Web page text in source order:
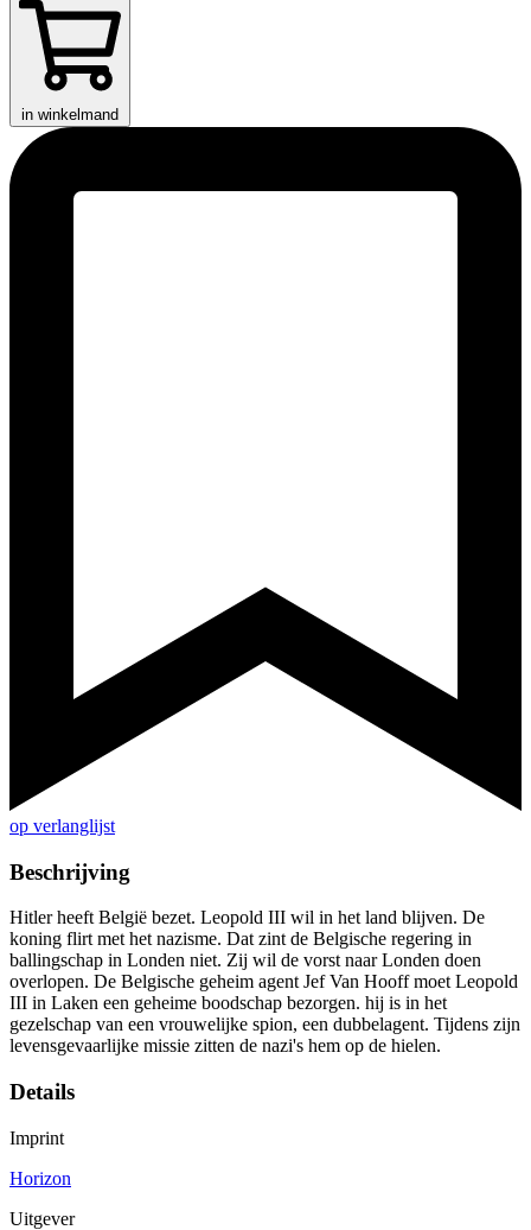
in winkelmand
op verlanglijst
Beschrijving
Hitler heeft België bezet. Leopold III wil in het land blijven. De
koning flirt met het nazisme. Dat zint de Belgische regering in
ballingschap in Londen niet. Zij wil de vorst naar Londen doen
overlopen. De Belgische geheim agent Jef Van Hooff moet Leopold
III in Laken een geheime boodschap bezorgen. hij is in het
gezelschap van een vrouwelijke spion, een dubbelagent. Tijdens zijn
levensgevaarlijke missie zitten de nazi's hem op de hielen.
Details
Imprint
Horizon
Uitgever